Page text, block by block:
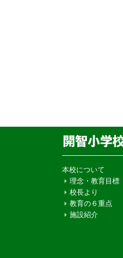
本校について
理念・教育目標
校長より
教育の６重点
施設紹介